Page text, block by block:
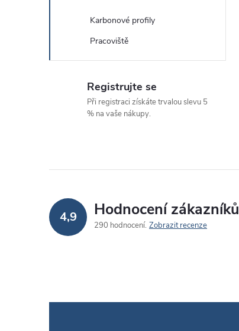
Karbonové profily
Pracoviště
Registrujte se
Při registraci získáte trvalou slevu 5
% na vaše nákupy.
4,9 Hodnocení zákazníků
290 hodnocení Zobrazit recenze